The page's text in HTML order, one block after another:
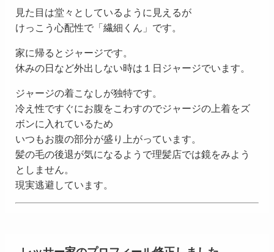
見た目は堂々としているように見えるが
けっこう心配性で「繊細くん」です。
家に帰るとジャージです。
休みの日など外出しない時は１日ジャージでいます。
ジャージの着こなしが独特です。
冷え性ですぐにお腹をこわすのでジャージの上着をズ
ボンに入れているため
いつもお腹の部分が盛り上がっています。
髪の毛の後退が気になるようで理髪店では鏡をみよう
としません。
現実逃避しています。